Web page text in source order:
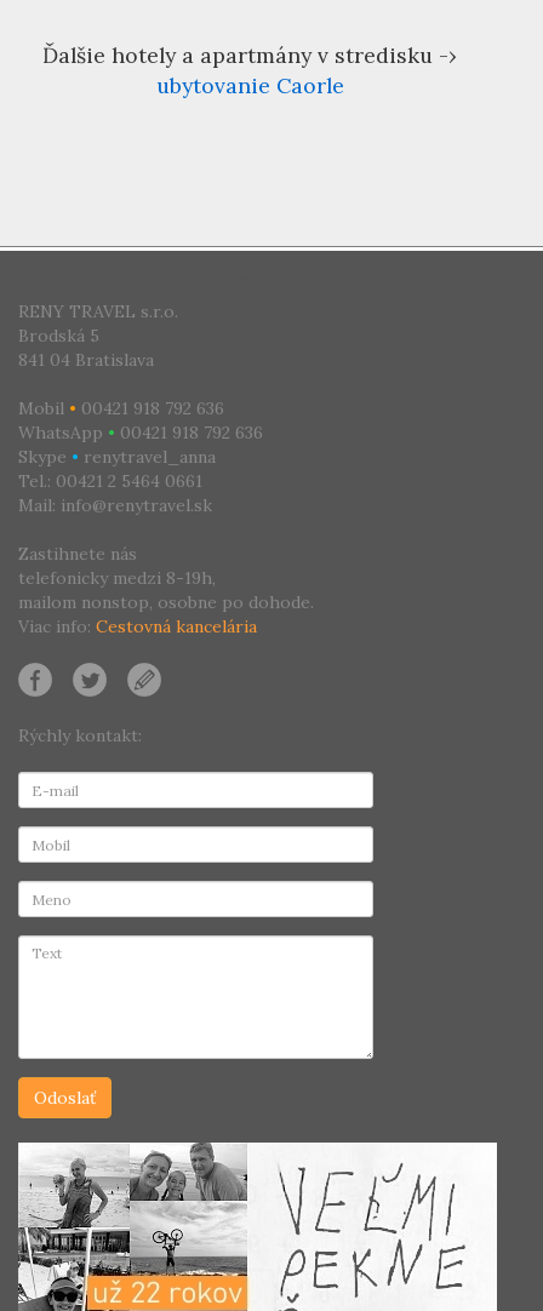
Ďalšie hotely a apartmány v stredisku -›
ubytovanie Caorle
RENY TRAVEL s.r.o.
Brodská 5
841 04 Bratislava
Mobil • 00421 918 792 636
WhatsApp • 00421 918 792 636
Skype • renytravel_anna
Tel.: 00421 2 5464 0661
Mail: info@renytravel.sk
Zastihnete nás
telefonicky medzi 8-19h,
mailom nonstop, osobne po dohode.
Viac info: Cestovná kancelária
Rýchly kontakt: